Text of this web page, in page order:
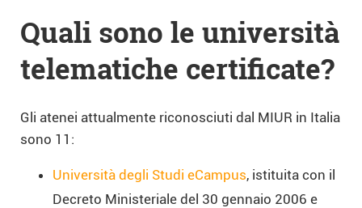
Quali sono le università
telematiche certificate?
Gli atenei attualmente riconosciuti dal MIUR in Italia
sono 11:
Università degli Studi eCampus, istituita con il
Decreto Ministeriale del 30 gennaio 2006 e